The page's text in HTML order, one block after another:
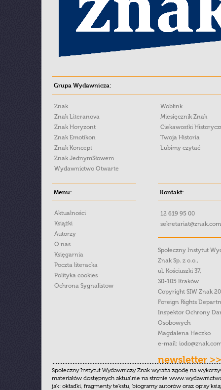
Grupa Wydawnicza:
Znak
Znak Literanova
Znak Horyzont
Znak Emotikon
Znak Koncept
Znak JednymSłowem
Wydawnictwo Otwarte
Woblink
Miesięcznik Znak
Ciekawostki
Twoja Historia
Lubimy czytać
Menu:
Aktualności
Książki
Autorzy
O nas
Księgarnia
Poczta literacka
Polityka cookies
Ochrona Sygnalistow
Kontakt:
12 619 95 00
Społeczny Instytut
Znak Sp. z o.o.,
ul. Kościuszki 37,
30-105 Kraków
Copyright SIW Znak
Foreign Rights
Inspektor Ochrony
Osobowych
Magdalena Heczko
e-mail:
newsletter >>
Społeczny Instytut Wydawniczy Znak wyraża zgodę na
materiałów dostępnych aktualnie na stronie
jak: okładki, fragmenty tekstu, biogramy autorów oraz opisy